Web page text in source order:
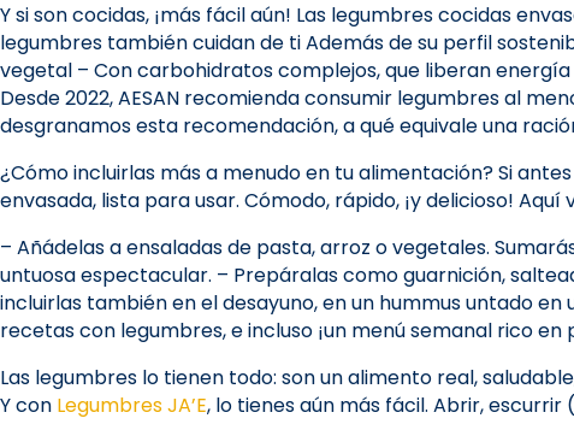
Y si son cocidas, ¡más fácil aún! Las legumbres cocidas
legumbres también cuidan de ti Además de su perfil
vegetal – Con carbohidratos complejos, que liberan
Desde 2022, AESAN recomienda consumir legumbres al
desgranamos esta recomendación, a qué equivale una
¿Cómo incluirlas más a menudo en tu alimentación? Si
envasada, lista para usar. Cómodo, rápido, ¡y delicioso! Aquí
– Añádelas a ensaladas de pasta, arroz o vegetales.
untuosa espectacular. – Prepáralas como guarnición,
incluirlas también en el desayuno, en un hummus untado
recetas con legumbres, e incluso ¡un menú semanal rico
Las legumbres lo tienen todo: son un alimento real,
Y con Legumbres JA’E, lo tienes aún más fácil. Abrir,